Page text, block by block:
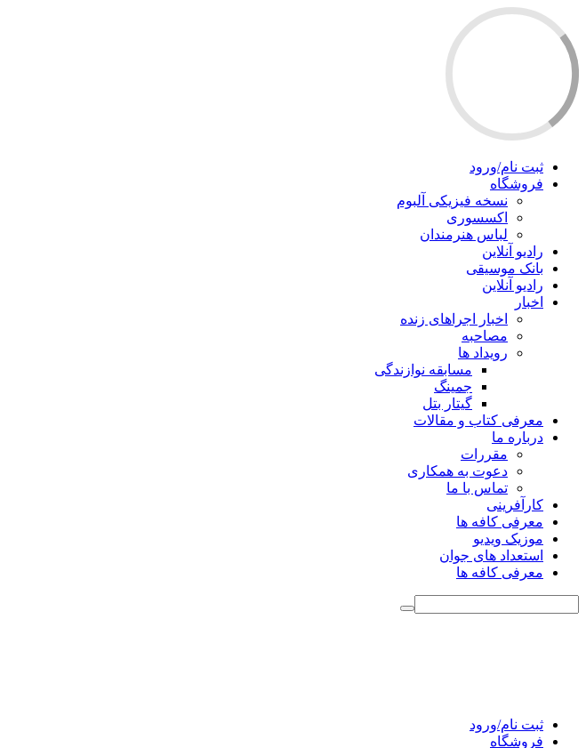
ثبت نام/ورود
فروشگاه
نسخه فیزیکی آلبوم
اکسسوری
لباس هنرمندان
رادیو آنلاین
بانک موسیقی
رادیو آنلاین
اخبار
اخبار اجراهای زنده
مصاحبه
رویداد ها
مسابقه نوازندگی
جمینگ
گیتار بتل
معرفی کتاب و مقالات
درباره ما
مقررات
دعوت به همکاری
تماس با ما
کارآفرینی
معرفی کافه ها
موزیک ویدیو
استعداد های جوان
معرفی کافه ها
ثبت نام/ورود
فروشگاه